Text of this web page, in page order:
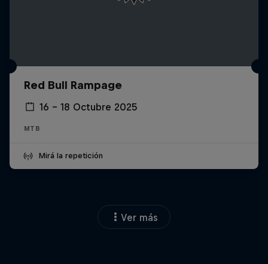
Red Bull Rampage
16 – 18 Octubre 2025
MTB
Mirá la repetición
Ver más